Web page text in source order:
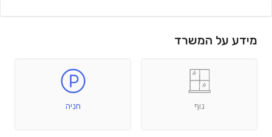
מידע על המשרד
נוף חניה